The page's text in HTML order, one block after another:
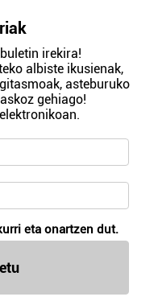
irekira!
albiste ikusienak,
asteburuko
gehiago!
eta onartzen dut.